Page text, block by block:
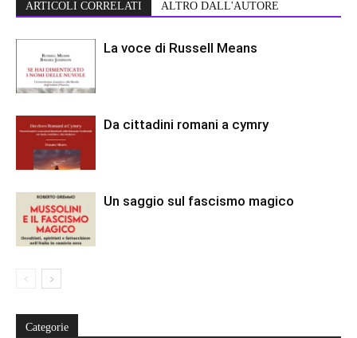
ARTICOLI CORRELATI ALTRO DALL'AUTORE
La voce di Russell Means
Da cittadini romani a cymry
Un saggio sul fascismo magico
Categorie